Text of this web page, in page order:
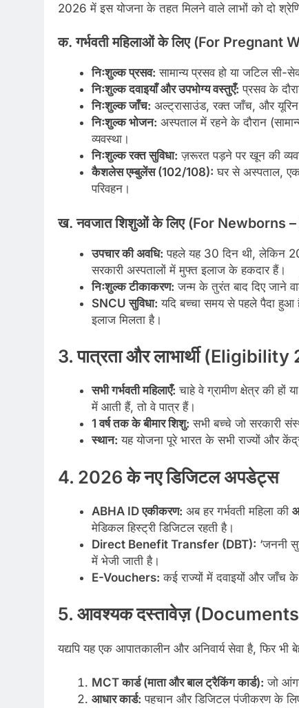
2026 में इस योजना के तहत मिलने वाले लाभों को दो
क. गर्भवती महिलाओं के लिए (For Pregnant
निःशुल्क प्रसव: सामान्य प्रसव हो या जटिल
निःशुल्क दवाइयाँ और उपभोग्य वस्तुएँ: प्रसव के
निःशुल्क जाँच: अल्ट्रासाउंड, रक्त जाँच, और
निःशुल्क भोजन: अस्पताल में रहने के दौरान
व्यवस्था।
निःशुल्क रक्त सुविधा: ज़रूरत पड़ने पर खून की
कैशलेस एम्बुलेंस (102/108): घर से अस्पताल,
परिवहन।
ख. नवजात शिशुओं के लिए (For Newborns
उपचार की अवधि: पहले यह 30 दिन थी, लेकिन
सरकारी अस्पतालों में मुफ्त इलाज के हकदार हैं।
निःशुल्क टीकाकरण: जन्म के तुरंत बाद दिए जाने
SNCU सुविधा: यदि बच्चा समय से पहले पैदा हुआ
इलाज मिलता है।
3. पात्रता और लाभार्थी
सभी गर्भवती महिलाएँ: चाहे वे ग्रामीण क्षेत्र की
में आती हैं, तो वे पात्र हैं।
1 वर्ष तक के बीमार शिशु: सभी बच्चे जो सरकारी
स्थान: यह योजना पूरे भारत के सभी राज्यों और
4. 2026 के नए डिजिटल अपडेट्स
ABHA ID एकीकरण: अब हर गर्भवती महिला की
मेडिकल हिस्ट्री डिजिटल रहती है।
Direct Benefit Transfer (DBT): ‘जननी
में भेजी जाती है।
E-Vouchers: कई राज्यों में दवाइयों और जाँच के
5. आवश्यक दस्तावेज़
यद्यपि यह एक आपातकालीन और अनिवार्य सेवा है, फिर
MCT कार्ड (माता और बाल ट्रैकिंग कार्ड): जो
आधार कार्ड: पहचान और डिजिटल पंजीकरण के